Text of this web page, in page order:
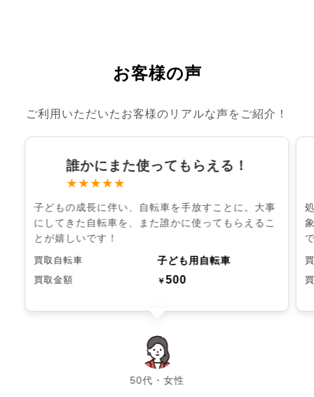
お客様の声
ご利用いただいたお客様のリアルな声をご紹介！
誰かにまた使ってもらえる！
★★★★★
子どもの成長に伴い、自転車を手放すことに。大事
にしてきた自転車を、また誰かに使ってもらえるこ
とが嬉しいです！
買取自転車 子ども用自転車
買取金額 ￥500
50代・女性
chevron_left chevron_right